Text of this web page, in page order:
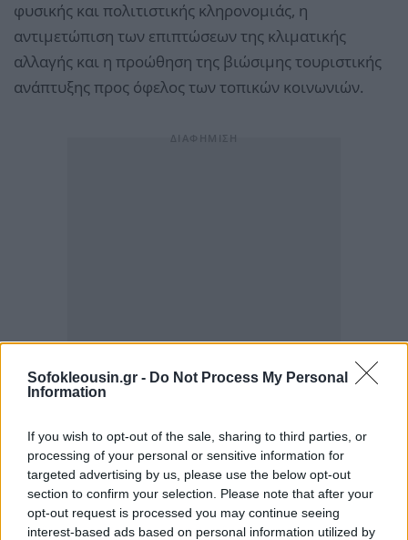
Sofokleousin.gr - Do Not Process My Personal
Information
If you wish to opt-out of the sale, sharing to third parties, or
processing of your personal or sensitive information for
targeted advertising by us, please use the below opt-out
section to confirm your selection. Please note that after your
opt-out request is processed you may continue seeing
interest-based ads based on personal information utilized by
φυσικής και πολιτιστικής κληρονομιάς, η
αντιμετώπιση των επιπτώσεων της κλιματικής
αλλαγής και η προώθηση της βιώσιμης τουριστικής
ανάπτυξης προς όφελος των τοπικών κοινωνιών.